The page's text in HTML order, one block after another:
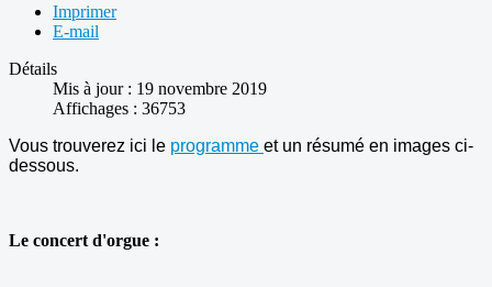
Imprimer
E-mail
Détails
Mis à jour : 19 novembre 2019
Affichages : 36753
Vous trouverez ici le programme et un résumé en images ci-
dessous.
Le concert d'orgue :